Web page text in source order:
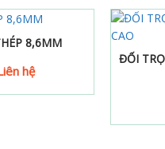
cho phép: 800Kg
8-10m/phút
(thép chuyên dụng chịu lực,
tơ tời): model LTD 8.0, công
8,6MM
hệ
ĐỐI